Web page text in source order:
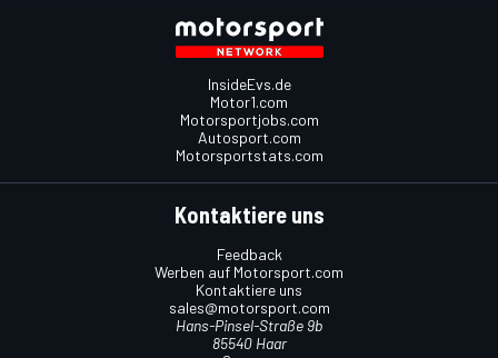
InsideEvs.de
Motor1.com
Motorsportjobs.com
Autosport.com
Motorsportstats.com
Kontaktiere uns
Feedback
Werben auf Motorsport.com
Kontaktiere uns
sales@motorsport.com
Hans-Pinsel-Straße 9b
85540 Haar